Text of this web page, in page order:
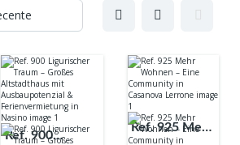
Ref. 900
Ref. 925 Mehr